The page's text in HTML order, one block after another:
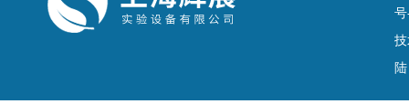
号
陆